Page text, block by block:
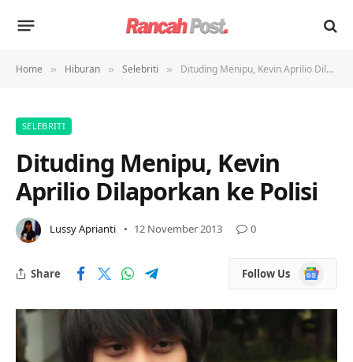
Home » Hiburan » Selebriti » Dituding Menipu, Kevin Aprilio Dilaporkan ke Polisi
SELEBRITI
Dituding Menipu, Kevin
Aprilio Dilaporkan ke Polisi
Lussy Aprianti 12 November 2013 0
Share Follow Us
Google
News